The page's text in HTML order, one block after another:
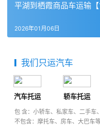
平湖到栖霞商品车运输
2026年01月06日
我们只运汽车
汽车托运 轿车托运
包 含：小轿车、私家车、二手车
不包含：摩托车、房车、大巴车